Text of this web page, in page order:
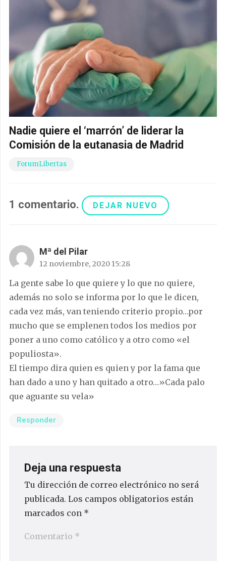
Nadie quiere el ‘marrón’ de liderar la
Comisión de la eutanasia de Madrid
ForumLibertas
1 comentario. DEJAR NUEVO
Mª del Pilar
12 noviembre, 2020 15:28
La gente sabe lo que quiere y lo que no quiere,
además no solo se informa por lo que le dicen,
cada vez más, van teniendo criterio propio…por
mucho que se emplenen todos los medios por
poner a uno como católico y a otro como «el
populiosta».
El tiempo dira quien es quien y por la fama que
han dado a uno y han quitado a otro…»Cada palo
que aguante su vela»
Responder
Deja una respuesta
Tu dirección de correo electrónico no será
publicada. Los campos obligatorios están
marcados con *